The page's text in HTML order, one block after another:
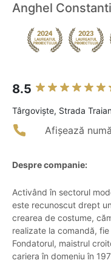
Anghel
8.5
Târgovişte, Strada
Afișează
Despre companie:
Activând în sectorul
este recunoscut drept
crearea de costume,
realizate la comandă,
Fondatorul, maistrul
cariera în domeniu în